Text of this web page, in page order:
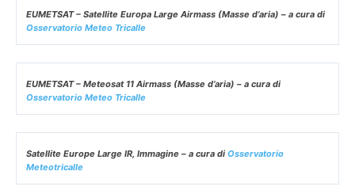
EUMETSAT – Satellite Europa Large Airmass (Masse d’aria) – a cura di
Osservatorio Meteo Tricalle
EUMETSAT – Meteosat 11 Airmass (Masse d’aria) – a cura di
Osservatorio Meteo Tricalle
Satellite Europe Large IR, Immagine – a cura di Osservatorio
Meteotricalle